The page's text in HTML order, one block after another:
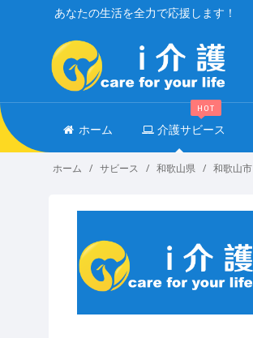
あなたの生活を全力で応援します！
ホーム 介護サビース
HOT
ホーム サビース 和歌山県 和歌山市